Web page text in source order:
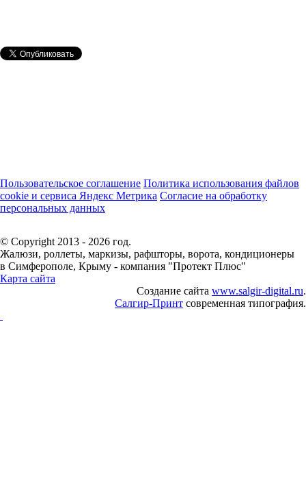
Пользовательское соглашение Политика использования файлов
cookie и сервиса Яндекс Метрика Согласие на обработку
персональных данных
© Copyright 2013 - 2026 год.
Жалюзи, роллеты, маркизы, рафшторы, ворота, кондиционеры
в Симферополе, Крыму - компания "Протект Плюс"
Карта сайта
Создание сайта www.salgir-digital.ru.
Салгир-Принт современная типография.